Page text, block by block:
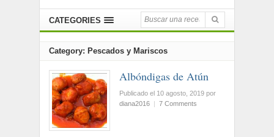
CATEGORIES
Category: Pescados y Mariscos
Albóndigas de Atún
Publicado el 10 agosto, 2019 por
diana2016 | 7 Comments